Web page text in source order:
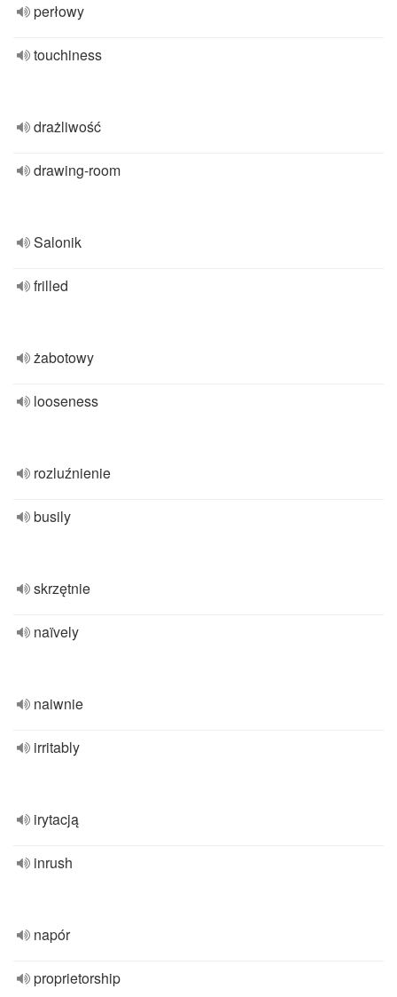
perłowy
touchiness
drażliwość
drawing-room
Salonik
frilled
żabotowy
looseness
rozluźnienie
busily
skrzętnie
naïvely
naiwnie
irritably
irytacją
inrush
napór
proprietorship